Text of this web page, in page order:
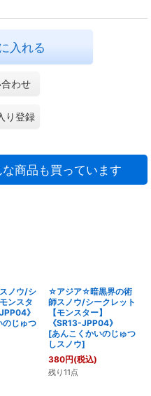
入れる
わせ
り登録
商品も買っています
ノウ/シ
ンスタ
》
のじゅつ
☆アジア☆暗黒界の術
師スノウ/シークレット
【モンスター】
《SR13-JPP04》
[あんこくかいのじゅつ
しスノウ]
380円(税込)
残り11点